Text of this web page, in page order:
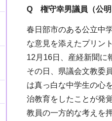
Q 権守幸男議員（公明
春日部市のある公立中
な意見を添えたプリン
12月16日、産経新聞に
その日、県議会文教委
は真っ白な中学生の心
治教育をしたことが発
教員の一方的な考えを